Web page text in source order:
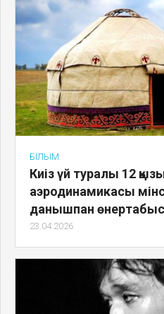
ҒЫЛЫМ
Киіз үй туралы 12
аэродинамикасы
данышпан
23.04.2026